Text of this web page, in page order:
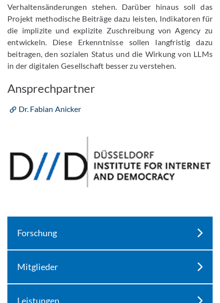
Verhaltensänderungen stehen. Darüber hinaus soll das
Projekt methodische Beiträge dazu leisten, Indikatoren für
die implizite und explizite Zuschreibung von Agency zu
entwickeln. Diese Erkenntnisse sollen langfristig dazu
beitragen, den sozialen Status und die Wirkung von LLMs
in der digitalen Gesellschaft besser zu verstehen.
Ansprechpartner
Dr. Fabian Anicker
Forschung
Mitglieder
Leistungen